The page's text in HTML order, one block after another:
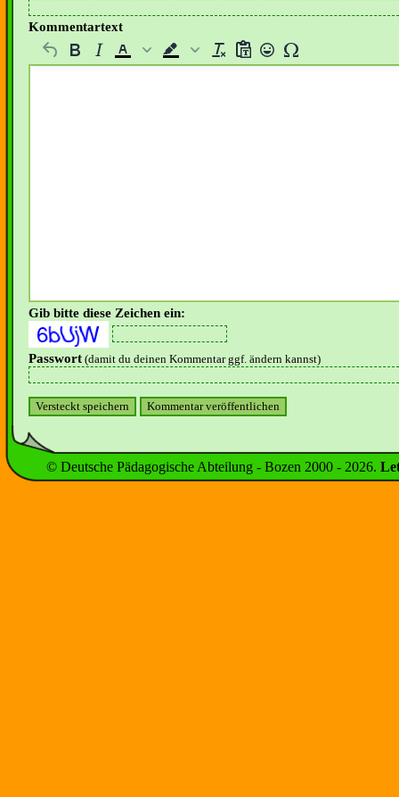
Kommentartext
Gib bitte diese Zeichen ein:
Passwort (damit du deinen Kommentar ggf. ändern kannst)
© Deutsche Pädagogische Abteilung - Bozen 2000 - 2026.